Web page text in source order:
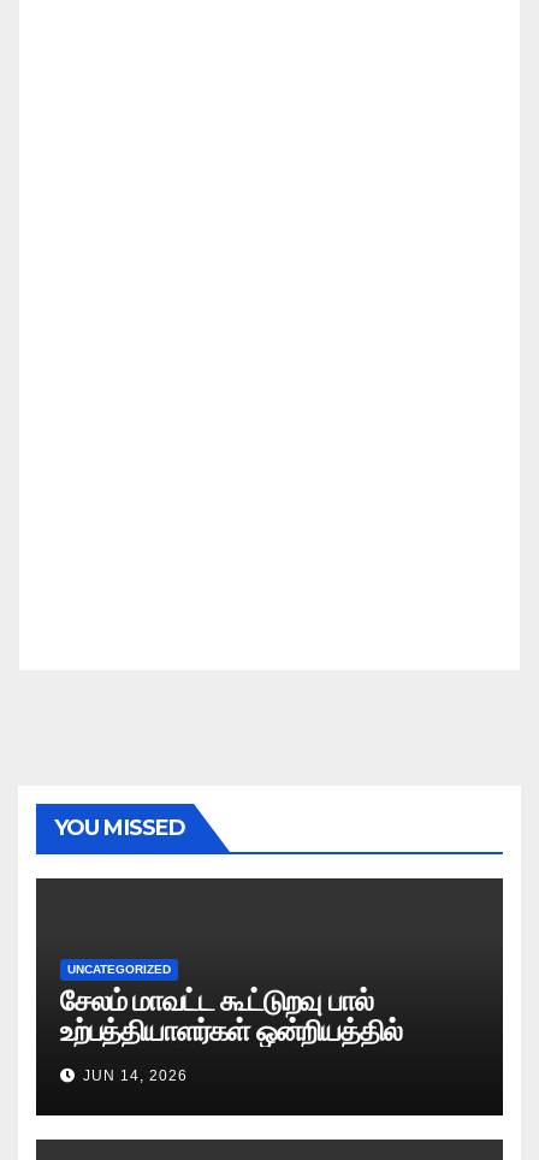
YOU MISSED
UNCATEGORIZED
சேலம் மாவட்ட கூட்டுறவு பால்
உற்பத்தியாளர்கள் ஒன்றியத்தில்
வேலைவாய்ப்பு அறிவிப்பு 2026
JUN 14, 2026